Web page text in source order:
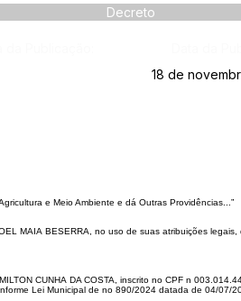
Decreto
18 de
e Meio Ambiente e dá Outras Providências...”
MAIA BESERRA, no uso de suas atribuições
CUNHA DA COSTA, inscrito no CPF n
Lei Municipal de no 890/2024 datada de 04/07/